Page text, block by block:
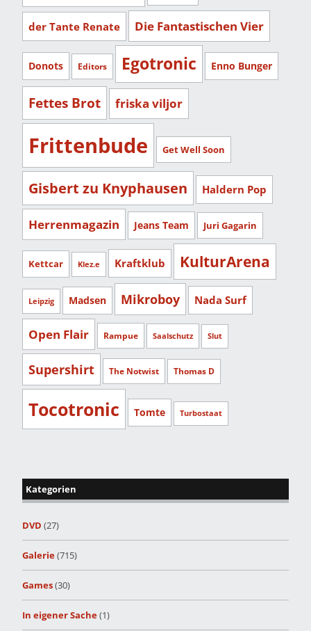
der Tante Renate Die Fantastischen Vier
Donots Editors Egotronic Enno Bunger
Fettes Brot friska viljor
Frittenbude Get Well Soon
Gisbert zu Knyphausen Haldern Pop
Herrenmagazin Jeans Team Juri Gagarin
Kettcar Klez.e Kraftklub KulturArena
Leipzig Madsen Mikroboy Nada Surf
Open Flair Rampue Saalschutz Slut
Supershirt The Notwist Thomas D
Tocotronic Tomte Turbostaat
Kategorien
DVD (27)
Galerie(715)
Games(30)
In eigener Sache(1)